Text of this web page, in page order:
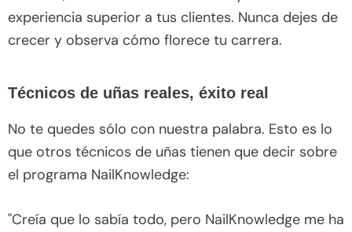
experiencia superior a tus clientes. Nunca dejes de
crecer y observa cómo florece tu carrera.
Técnicos de uñas reales, éxito real
No te quedes sólo con nuestra palabra. Esto es lo
que otros técnicos de uñas tienen que decir sobre
el programa NailKnowledge:
"Creía que lo sabía todo, pero NailKnowledge me ha